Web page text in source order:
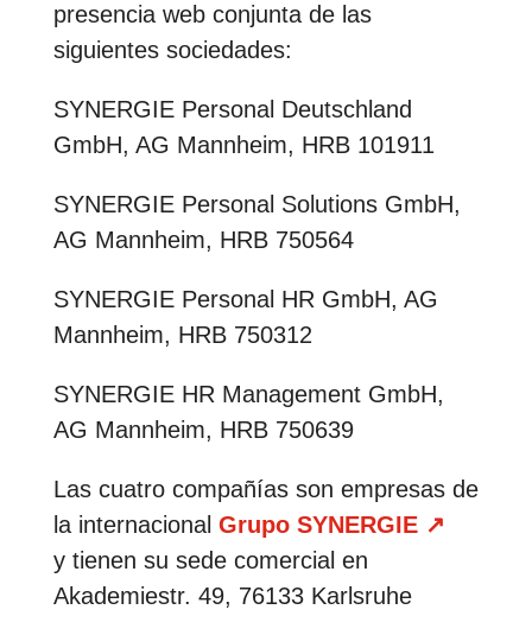
presencia web conjunta de las
siguientes sociedades:
SYNERGIE Personal Deutschland
GmbH, AG Mannheim, HRB 101911
SYNERGIE Personal Solutions GmbH,
AG Mannheim, HRB 750564
SYNERGIE Personal HR GmbH, AG
Mannheim, HRB 750312
SYNERGIE HR Management GmbH,
AG Mannheim, HRB 750639
Las cuatro compañías son empresas de
la internacional Grupo SYNERGIE ↗
y tienen su sede comercial en
Akademiestr. 49, 76133 Karlsruhe